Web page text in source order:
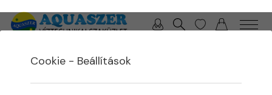
Cookie - Beállítások